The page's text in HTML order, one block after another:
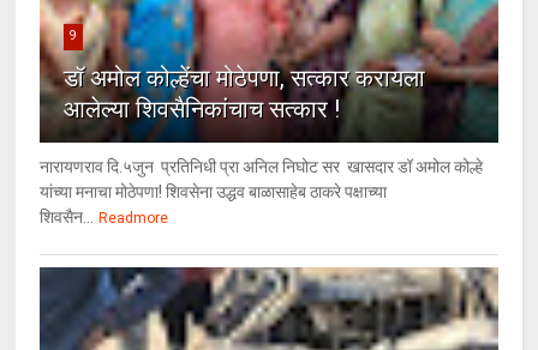
9
डॉ अमोल कोल्हेंचा मोठेपणा, सत्कार करायला
आलेल्या शिवसैनिकांचाच सत्कार !
नारायणराव दि.५जुन प्रतिनिधी प्रा अनिल निघोट सर खासदार डॉ अमोल कोल्हे
यांच्या मनाचा मोठेपणा! शिवसेना उद्धव बाळासाहेब ठाकरे पक्षाच्या
शिवसैन... Readmore